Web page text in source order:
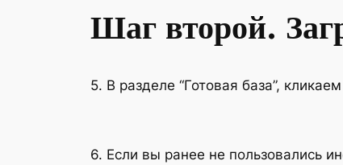
Шаг второй.
5. В разделе “Готовая база”, кликаем
6. Если вы ранее не пользовались